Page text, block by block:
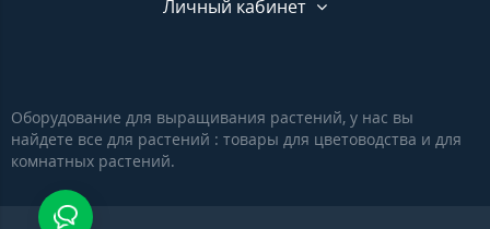
Личный кабинет
Оборудование для выращивания растений, у нас вы
найдете все для растений : товары для цветоводства и для
комнатных растений.